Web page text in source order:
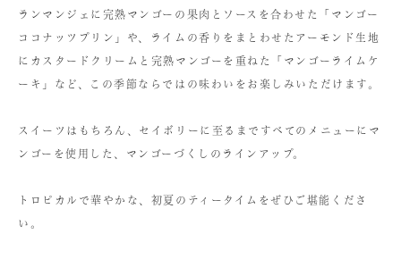
ランマンジェに完熟マンゴーの果肉とソースを合わせた「マンゴー
ココナッツプリン」や、ライムの香りをまとわせたアーモンド生地
にカスタードクリームと完熟マンゴーを重ねた「マンゴーライムケ
ーキ」など、この季節ならではの味わいをお楽しみいただけます。
スイーツはもちろん、セイボリーに至るまですべてのメニューにマ
ンゴーを使用した、マンゴーづくしのラインアップ。
トロピカルで華やかな、初夏のティータイムをぜひご堪能くださ
い。